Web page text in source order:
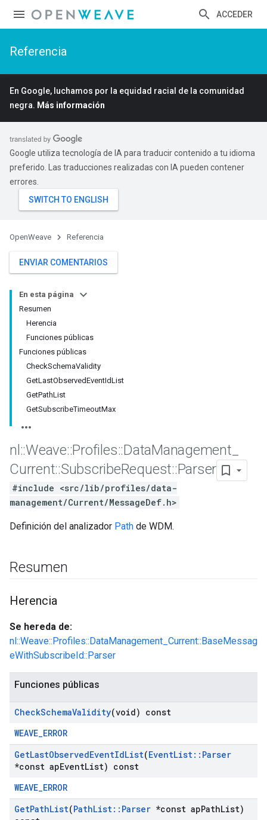
ACCEDER
Referencia
En Google, luchamos por la equidad racial de la comunidad
negra. Más información
Google utiliza tecnología de IA para traducir contenido a tu idioma
preferido. Las traducciones realizadas con IA pueden contener
errores.
OpenWeave Referencia
ENVIAR COMENTARIOS
En esta página
Resumen
Herencia
Funciones públicas
Funciones públicas
CheckSchemaValidity
GetLastObservedEventIdList
GetPathList
GetSubscribeTimeoutMax
nl ::Weave::Profiles::DataManagement
Current::SubscribeRequest::Parser
#include <src/lib/profiles/data-
management/Current/MessageDef.h>
Definición del analizador Path de WDM.
Resumen
Herencia
Se hereda de:
nl::Weave::Profiles::DataManagement_Current::BaseMessag
eWithSubscribeId::Parser
Funciones públicas
CheckSchemaValidity(void) const
WEAVE_ERROR
GetLastObservedEventIdList(EventList:: Parser
*const apEventList) const
WEAVE_ERROR
GetPathList(PathList:: Parser *const apPathList)